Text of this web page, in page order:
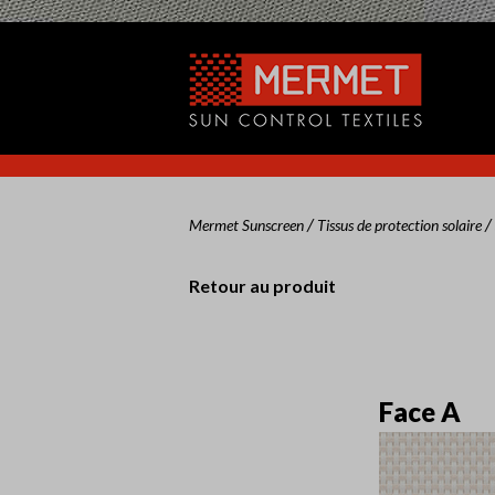
Mermet Sunscreen/Tissus de protection solaire/
Retour au produit
Face A